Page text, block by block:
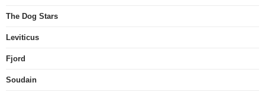
The Dog Stars
Leviticus
Fjord
Soudain